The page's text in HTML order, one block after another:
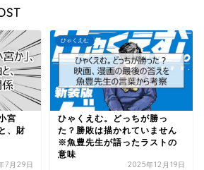
宮
、財
7月29日
ひゃくえむ
ひゃくえむ。どっちが勝っ
た？勝敗は描かれていません
※魚豊先生が語ったラストの
意味
2025年12月19日